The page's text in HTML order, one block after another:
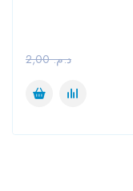
د.م.2,00